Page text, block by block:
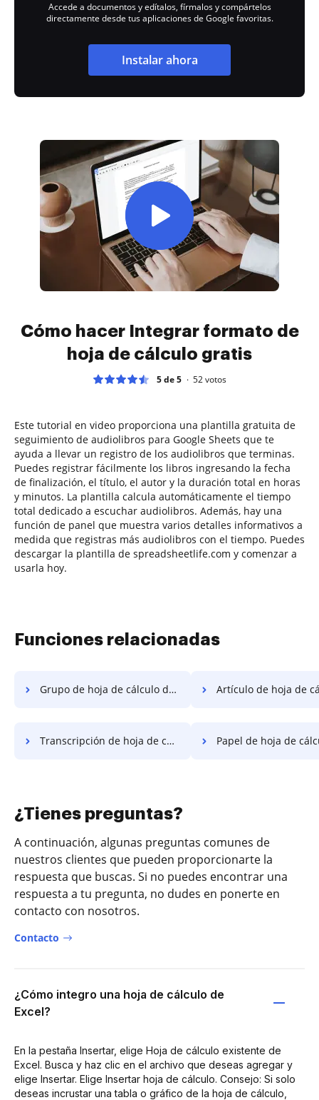
Accede a documentos y edítalos, fírmalos y compártelos
directamente desde tus aplicaciones de Google favoritas.
Instalar ahora
Cómo hacer Integrar formato de
hoja de cálculo gratis
5 de 5 52votos
Este tutorial en video proporciona una plantilla gratuita de
seguimiento de audiolibros para Google Sheets que te
ayuda a llevar un registro de los audiolibros que terminas.
Puedes registrar fácilmente los libros ingresando la fecha
de finalización, el título, el autor y la duración total en horas
y minutos. La plantilla calcula automáticamente el tiempo
total dedicado a escuchar audiolibros. Además, hay una
función de panel que muestra varios detalles informativos a
medida que registras más audiolibros con el tiempo. Puedes
descargar la plantilla de spreadsheetlife.com y comenzar a
usarla hoy.
Funciones relacionadas
Grupo de hoja de cálculo de garantía Artículo de hoja de cálculo
Transcripción de hoja de cálculo grupal Papel de hoja de
¿Tienes preguntas?
A continuación, algunas preguntas comunes de
nuestros clientes que pueden proporcionarte la
respuesta que buscas. Si no puedes encontrar una
respuesta a tu pregunta, no dudes en ponerte en
contacto con nosotros.
Contacto
¿Cómo integro una hoja de cálculo de
Excel?
En la pestaña Insertar, elige Hoja de cálculo existente de
Excel. Busca y haz clic en el archivo que deseas agregar y
elige Insertar. Elige Insertar hoja de cálculo. Consejo: Si solo
deseas incrustar una tabla o gráfico de la hoja de cálculo,